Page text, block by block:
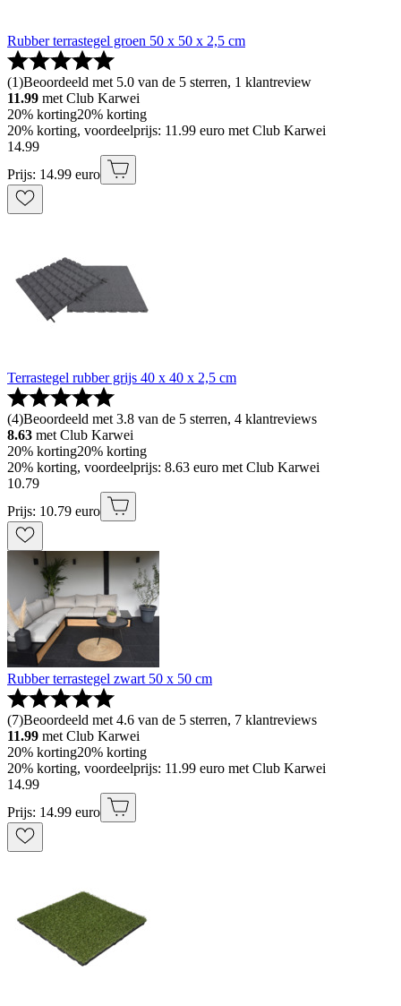
Rubber terrastegel groen 50 x 50 x 2,5 cm
(1)Beoordeeld met 5.0 van de 5 sterren, 1 klantreview
11.99 met Club Karwei
20% korting20% korting
20% korting, voordeelprijs: 11.99 euro met Club Karwei
14.99
Prijs: 14.99 euro
Terrastegel rubber grijs 40 x 40 x 2,5 cm
(4)Beoordeeld met 3.8 van de 5 sterren, 4 klantreviews
8.63 met Club Karwei
20% korting20% korting
20% korting, voordeelprijs: 8.63 euro met Club Karwei
10.79
Prijs: 10.79 euro
Rubber terrastegel zwart 50 x 50 cm
(7)Beoordeeld met 4.6 van de 5 sterren, 7 klantreviews
11.99 met Club Karwei
20% korting20% korting
20% korting, voordeelprijs: 11.99 euro met Club Karwei
14.99
Prijs: 14.99 euro